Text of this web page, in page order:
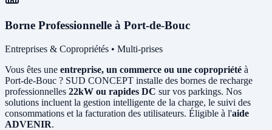
Borne Professionnelle à Port-de-Bouc
Entreprises & Copropriétés • Multi-prises
Vous êtes une entreprise, un commerce ou une copropriété à
Port-de-Bouc ? SUD CONCEPT installe des bornes de recharge
professionnelles 22kW ou rapides DC sur vos parkings. Nos
solutions incluent la gestion intelligente de la charge, le suivi des
consommations et la facturation des utilisateurs. Éligible à l'aide
ADVENIR.